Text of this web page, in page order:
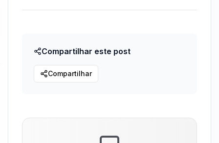
Compartilhar este post
Compartilhar